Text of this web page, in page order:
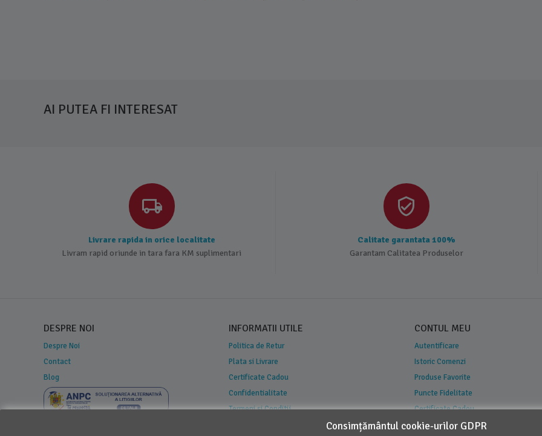
AI PUTEA FI INTERESAT
Livrare rapida in orice localitate
Livram rapid oriunde in tara fara KM suplimentari
Calitate garantata 100%
Garantam Calitatea Produselor
DESPRE NOI
Despre Noi
Contact
Blog
INFORMATII UTILE
Politica de Retur
Plata si Livrare
Certificate Cadou
Confidentialitate
Termeni si Conditii
CONTUL MEU
Autentificare
Istoric Comenzi
Produse Favorite
Puncte Fidelitate
Certificate Cadou
Consimțământul cookie-urilor GDPR